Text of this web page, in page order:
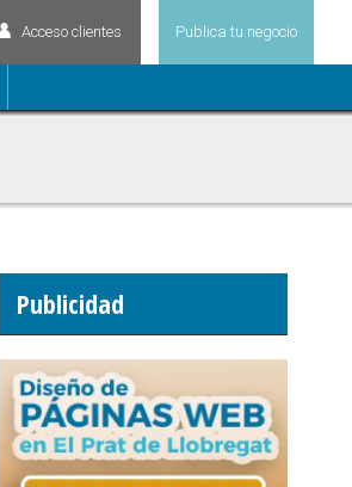
Publica tu negocio
Acceso clientes
Publicidad